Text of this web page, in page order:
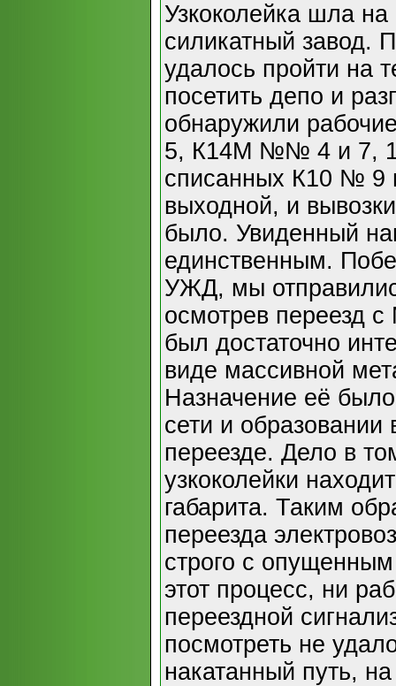
Узкоколейка шла
силикатный завод.
удалось пройти на
посетить депо и
обнаружили
5, К14М №№ 4 и 7,
списанных К10 №
выходной, и
было. Увиденный
единственным.
УЖД, мы
осмотрев переезд
был достаточно
виде массивной
Назначение её
сети и
переезде. Дело в
узкоколейки
габарита. Таким
переезда
строго с
этот процесс, ни
переездной
посмотреть не
накатанный путь,